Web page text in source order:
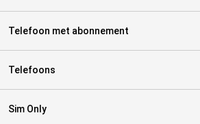
Telefoon met abonnement
Telefoons
Sim Only